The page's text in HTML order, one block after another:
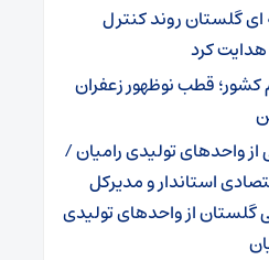
گلستان روند کنترل
کرد
کشور؛ قطب نوظهور زعفران
از واحدهای تولیدی رامیان /
استاندار و مدیرکل
گلستان از واحدهای تولیدی